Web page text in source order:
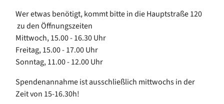
Wer etwas benötigt, kommt bitte in die Hauptstraße 120
zu den Öffnungszeiten
Mittwoch, 15.00 - 16.30 Uhr
Freitag, 15.00 - 17.00 Uhr
Sonntag, 11.00 - 12.00 Uhr
Spendenannahme ist ausschließlich mittwochs in der
Zeit von 15-16.30h!